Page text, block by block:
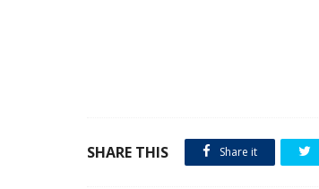
SHARE THIS Share it